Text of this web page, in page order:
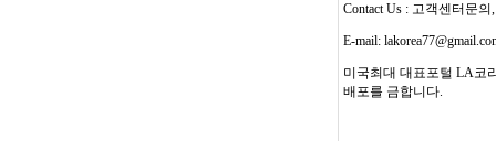
Contact Us : 고객센터문의
E-mail:
미국최대 대표포털 LA코
배포를 금합니다.